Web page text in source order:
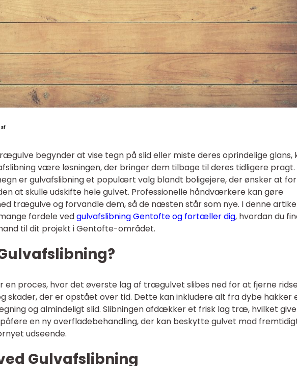
begynder at vise tegn på slid eller miste deres oprindelige glans,
være løsningen, der bringer dem tilbage til deres tidligere pragt.
er gulvafslibning et populært valg blandt boligejere, der ønsker at
at skulle udskifte hele gulvet. Professionelle håndværkere kan gøre
trægulve og forvandle dem, så de næsten står som nye. I denne
fordele vedgulvafslibning Gentofte og fortæller dig, hvordan du
til dit projekt i Gentofte-området.
en proces, hvor det øverste lag af trægulvet slibes ned for at fjerne
skader, der er opstået over tid. Dette kan inkludere alt fra dybe hakker
og almindeligt slid. Slibningen afdækker et frisk lag træ, hvilket
en ny overfladebehandling, der kan beskytte gulvet mod
udseende.
Gulvafslibning